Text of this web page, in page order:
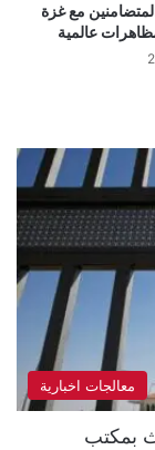
مع غزة
عالمية
معالجات اخبارية
بمكتب